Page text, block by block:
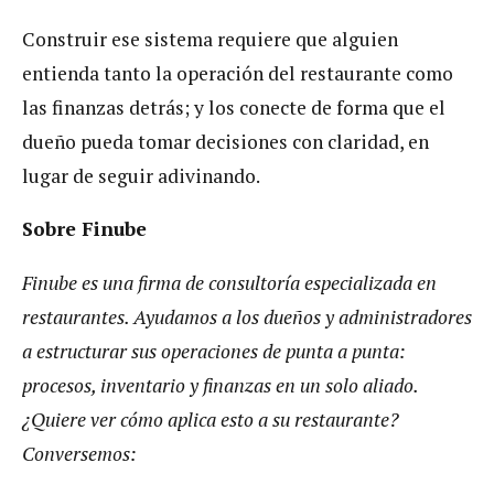
Construir ese sistema requiere que alguien
entienda tanto la operación del restaurante como
las finanzas detrás; y los conecte de forma que el
dueño pueda tomar decisiones con claridad, en
lugar de seguir adivinando.
Sobre Finube
Finube es una firma de consultoría especializada en
restaurantes. Ayudamos a los dueños y administradores
a estructurar sus operaciones de punta a punta:
procesos, inventario y finanzas en un solo aliado.
¿Quiere ver cómo aplica esto a su restaurante?
Conversemos: